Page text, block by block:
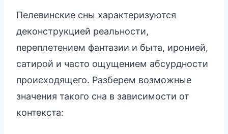
Пелевинские сны характеризуются
деконструкцией реальности,
переплетением фантазии и быта, иронией,
сатирой и часто ощущением абсурдности
происходящего. Разберем возможные
значения такого сна в зависимости от
контекста: